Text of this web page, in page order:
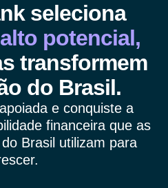
seleciona
alto potencial,
transformem
do Brasil.
e conquiste a
financeira que as
Brasil utilizam para